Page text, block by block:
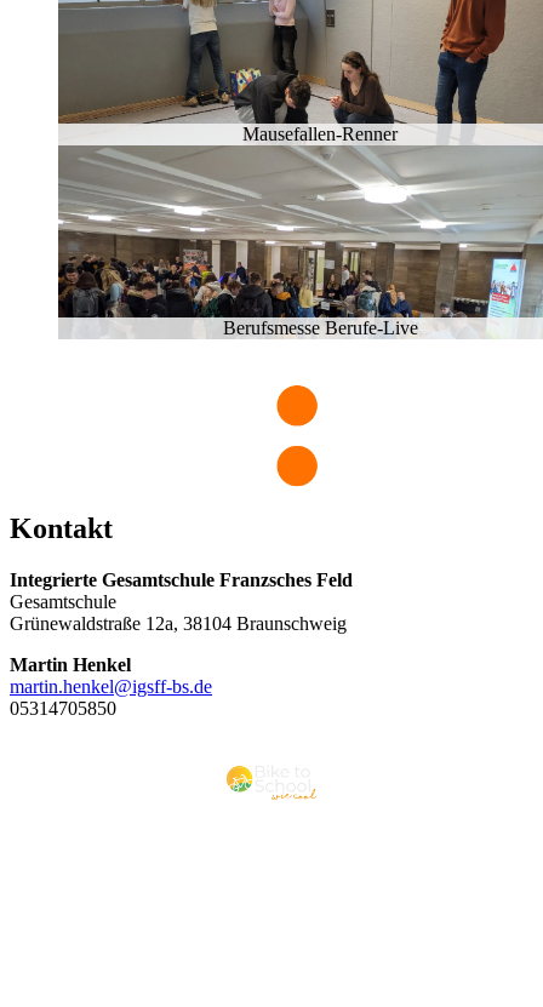
Mau­se­fal­len-Ren­ner
Be­rufs­mes­se Be­ru­fe-Live
Kon­takt
In­te­grier­te Ge­samt­schu­le Franz­sches Feld
Ge­samt­schu­le
Grü­ne­wald­stra­ße 12a, 38104 Braun­schweig
Mar­tin Hen­kel
mar­tin.hen­kel@igsff-bs.de
05314705850